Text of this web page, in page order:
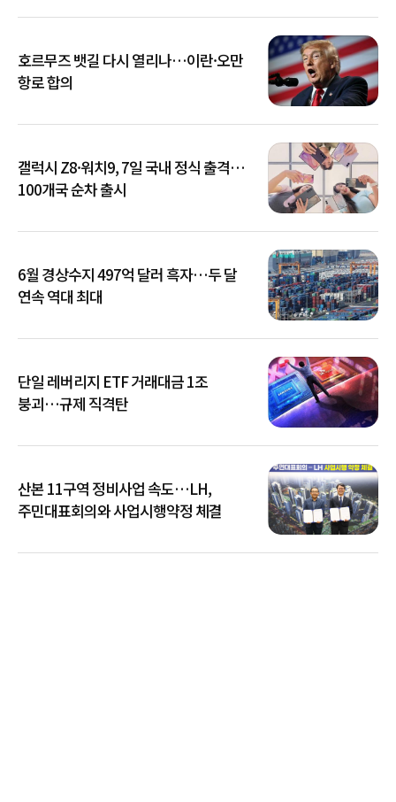
호르무즈 뱃길 다시 열리나…이란·오만
항로 합의
갤럭시 Z8·워치9, 7일 국내 정식 출격…
100개국 순차 출시
6월 경상수지 497억 달러 흑자…두 달
연속 역대 최대
단일 레버리지 ETF 거래대금 1조
붕괴…규제 직격탄
산본 11구역 정비사업 속도…LH,
주민대표회의와 사업시행약정 체결